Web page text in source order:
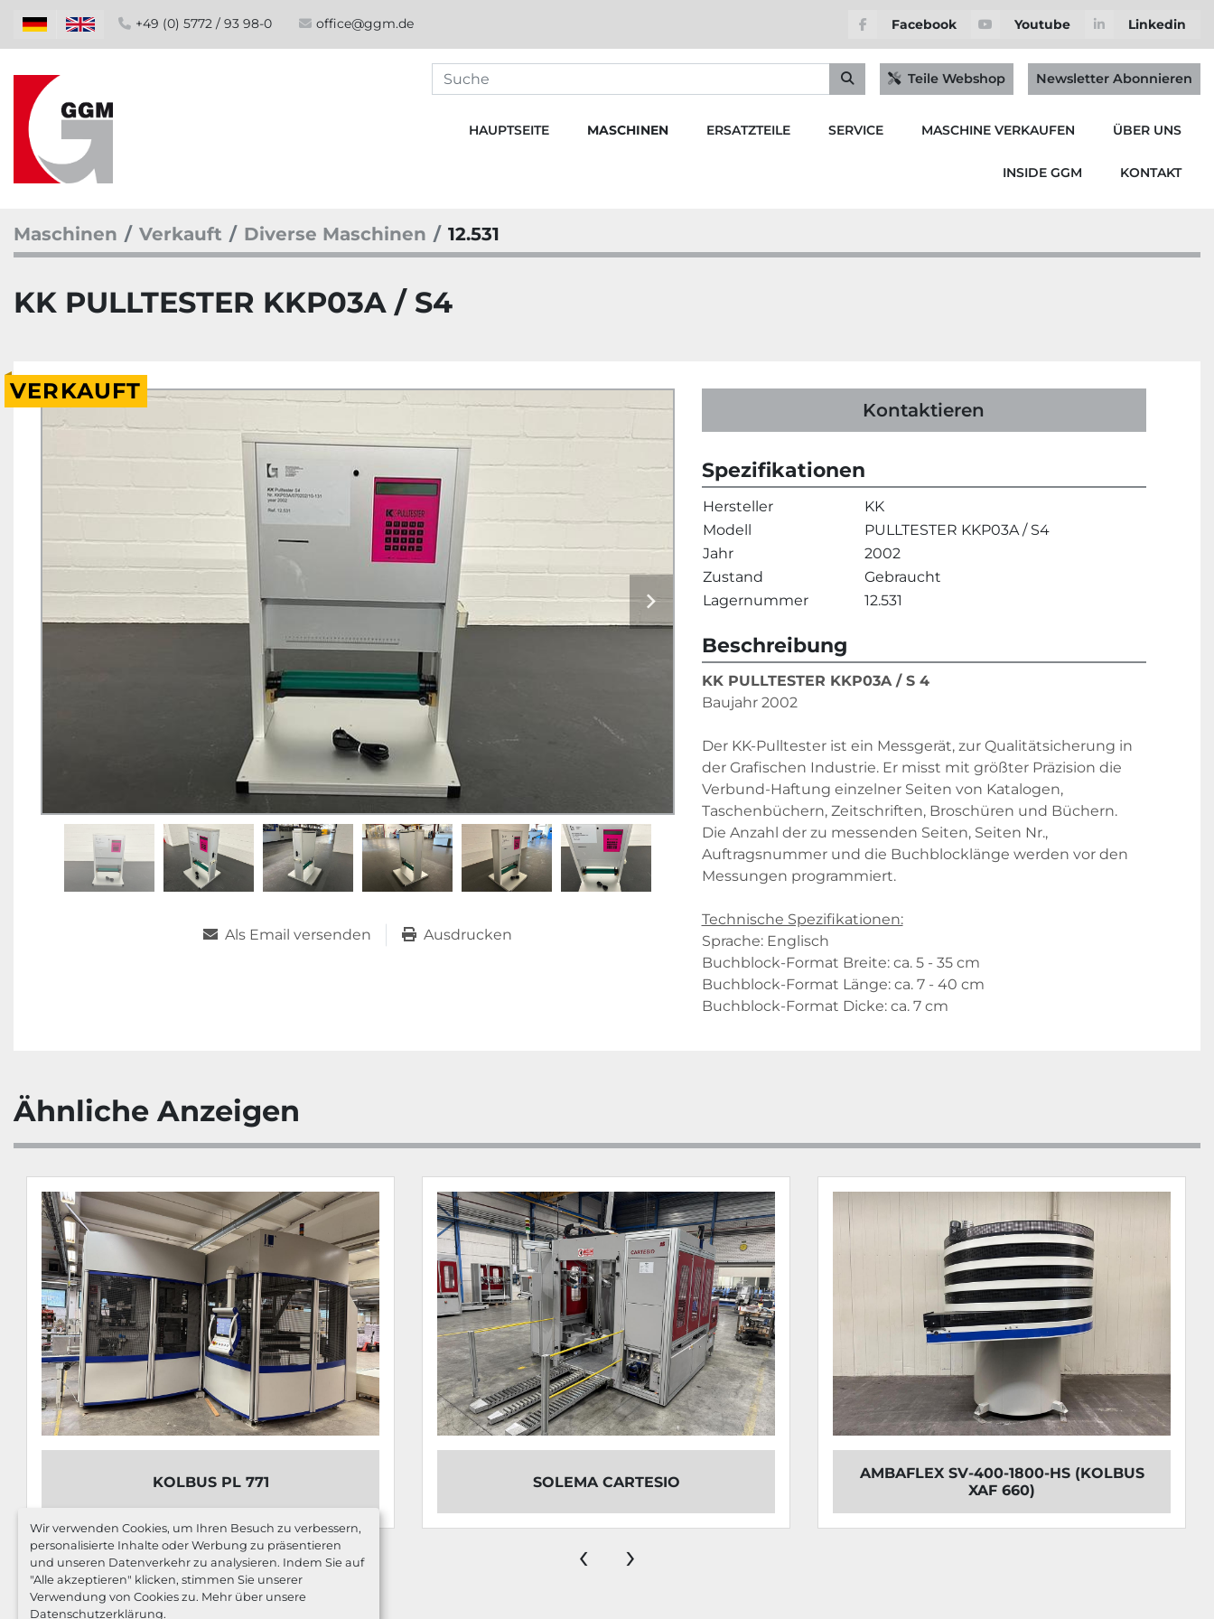
Wir verwenden Cookies, um Ihren Besuch zu verbessern,
personalisierte Inhalte oder Werbung zu präsentieren
und unseren Datenverkehr zu analysieren. Indem Sie auf
"Alle akzeptieren" klicken, stimmen Sie unserer
Verwendung von Cookies zu. Mehr über unsere
Datenschutzerklärung.
+49 (0) 5772 / 93 98-0 office@ggm.de Facebook Youtube Linkedin
Teile Webshop Newsletter Abonnieren
HAUPTSEITE MASCHINEN ERSATZTEILE SERVICE MASCHINE VERKAUFEN ÜBER UNS
INSIDE GGM KONTAKT
Maschinen Verkauft Diverse Maschinen 12.531
KK PULLTESTER KKP03A / S4
VERKAUFT
Kontaktieren
Als Email versenden Ausdrucken
Spezifikationen
Hersteller
KK
Modell
PULLTESTER KKP03A / S4
Jahr
2002
Zustand
Gebraucht
Lagernummer
12.531
Beschreibung
KK PULLTESTER KKP03A / S 4
Baujahr 2002
Der KK-Pulltester ist ein Messgerät, zur Qualitätsicherung in
der Grafischen Industrie. Er misst mit größter Präzision die
Verbund-Haftung einzelner Seiten von Katalogen,
Taschenbüchern, Zeitschriften, Broschüren und Büchern.
Die Anzahl der zu messenden Seiten, Seiten Nr.,
Auftragsnummer und die Buchblocklänge werden vor den
Messungen programmiert.
Technische Spezifikationen:
Sprache: Englisch
Buchblock-Format Breite: ca. 5 - 35 cm
Buchblock-Format Länge: ca. 7 - 40 cm
Buchblock-Format Dicke: ca. 7 cm
Ähnliche Anzeigen
KOLBUS PL 771 SOLEMA CARTESIO
AMBAFLEX SV-400-1800-HS (KOLBUS
XAF 660)
‹ ›